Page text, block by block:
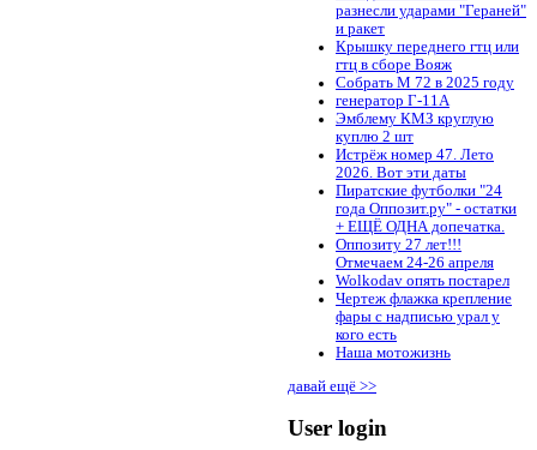
разнесли ударами "Гераней"
и ракет
Крышку переднего гтц или
гтц в сборе Вояж
Собрать М 72 в 2025 году
генератор Г-11А
Эмблему КМЗ круглую
куплю 2 шт
Истрёж номер 47. Лето
2026. Вот эти даты
Пиратские футболки "24
года Оппозит.ру" - остатки
+ ЕЩЁ ОДНА допечатка.
Оппозиту 27 лет!!!
Отмечаем 24-26 апреля
Wolkodav опять постарел
Чертеж флажка крепление
фары с надписью урал у
кого есть
Наша мотожизнь
давай ещё >>
User login